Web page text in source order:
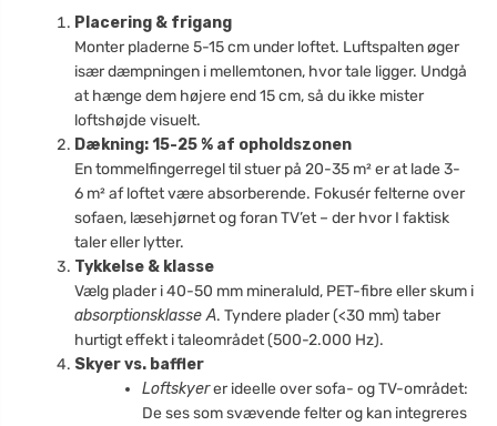
Placering & frigang
Monter pladerne 5-15 cm under loftet. Luftspalten øger
især dæmpningen i mellemtonen, hvor tale ligger. Undgå
at hænge dem højere end 15 cm, så du ikke mister
loftshøjde visuelt.
Dækning: 15-25 % af opholdszonen
En tommelfingerregel til stuer på 20-35 m² er at lade 3-
6 m² af loftet være absorberende. Fokusér felterne over
sofaen, læsehjørnet og foran TV’et – der hvor I faktisk
taler eller lytter.
Tykkelse & klasse
Vælg plader i 40-50 mm mineraluld, PET-fibre eller skum i
absorptionsklasse A. Tyndere plader (<30 mm) taber
hurtigt effekt i taleområdet (500-2.000 Hz).
Skyer vs. baffler
Loftskyerer ideelle over sofa- og TV-området:
De ses som svævende felter og kan integreres